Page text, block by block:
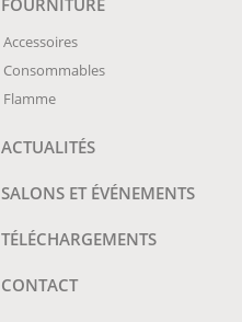
FOURNITURE
Accessoires
Consommables
Flamme
ACTUALITÉS
SALONS ET ÉVÉNEMENTS
TÉLÉCHARGEMENTS
CONTACT